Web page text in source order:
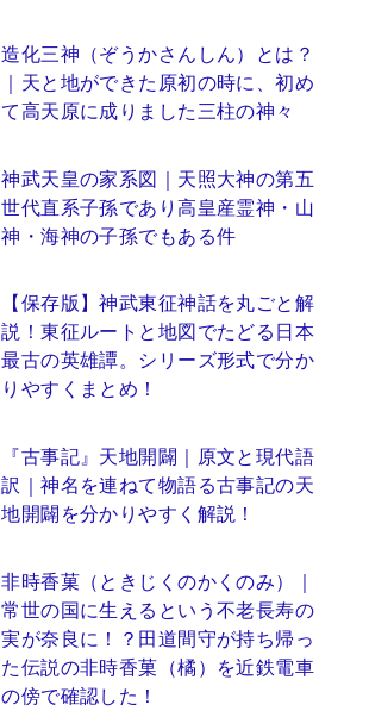
造化三神（ぞうかさんしん）とは？
｜天と地ができた原初の時に、初め
て高天原に成りました三柱の神々
神武天皇の家系図｜天照大神の第五
世代直系子孫であり高皇産霊神・山
神・海神の子孫でもある件
【保存版】神武東征神話を丸ごと解
説！東征ルートと地図でたどる日本
最古の英雄譚。シリーズ形式で分か
りやすくまとめ！
『古事記』天地開闢｜原文と現代語
訳｜神名を連ねて物語る古事記の天
地開闢を分かりやすく解説！
非時香菓（ときじくのかくのみ）｜
常世の国に生えるという不老長寿の
実が奈良に！？田道間守が持ち帰っ
た伝説の非時香菓（橘）を近鉄電車
の傍で確認した！